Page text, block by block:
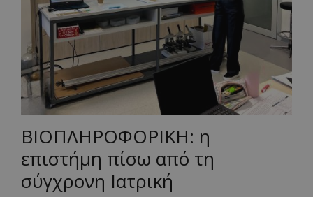
ΒΙΟΠΛΗΡΟΦΟΡΙΚΗ: η
επιστήμη πίσω από τη
σύγχρονη Ιατρική
_openapply_session